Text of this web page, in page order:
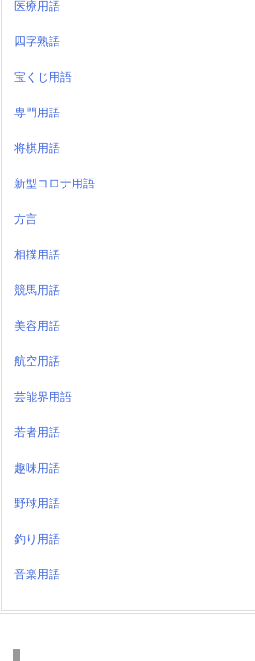
医療用語
四字熟語
宝くじ用語
専門用語
将棋用語
新型コロナ用語
方言
相撲用語
競馬用語
美容用語
航空用語
芸能界用語
若者用語
趣味用語
野球用語
釣り用語
音楽用語